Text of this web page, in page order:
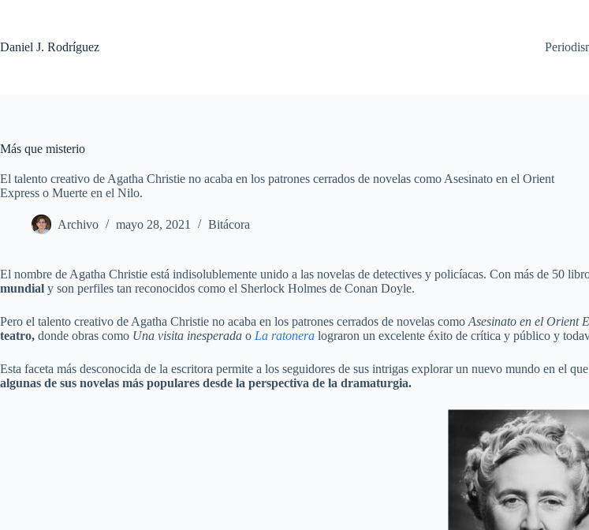
Daniel J. Rodríguez
Más que misterio
El talento creativo de Agatha Christie no acaba en los patrones cerrados de novelas como Asesinato en el Orient
Express o Muerte en el Nilo.
Archivo mayo 28, 2021 Bitácora
El nombre de Agatha Christie está indisolublemente unido a las novelas de detectives y policíacas. Con más de 50
mundial y son perfiles tan reconocidos como el Sherlock Holmes de Conan Doyle.
Pero el talento creativo de Agatha Christie no acaba en los patrones cerrados de novelas como Asesinato en el Orient
teatro, donde obras como Una visita inesperada o La ratonera lograron un excelente éxito de crítica y público y
Esta faceta más desconocida de la escritora permite a los seguidores de sus intrigas explorar un nuevo mundo en el
algunas de sus novelas más populares desde la perspectiva de la dramaturgia.